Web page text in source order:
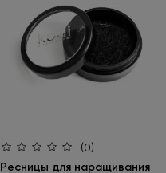
(0)
Ресницы для наращивания